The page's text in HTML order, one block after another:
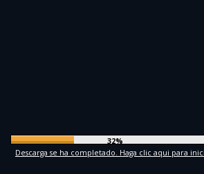
34%
Descarga se ha completado. Haga clic aqui para